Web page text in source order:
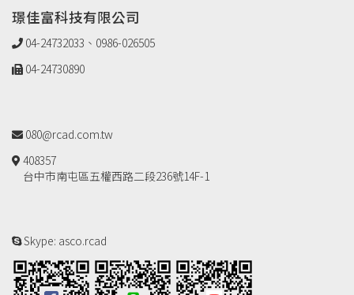
璟佳富科技有限公司
04-24732033、0986-026505
04-24730890
080@rcad.com.tw
408357
台中市南屯區五權西路二段236號14F-1
Skype: asco.rcad